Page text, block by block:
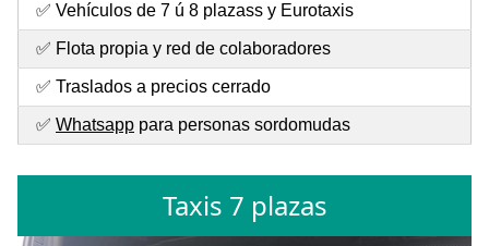
✅ Vehículos de 7 ú 8 plazass y Eurotaxis
✅ Flota propia y red de colaboradores
✅ Traslados a precios cerrado
✅ Whatsapp para personas sordomudas
Taxis 7 plazas